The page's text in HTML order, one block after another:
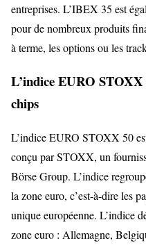
entreprises. L’IBEX 35 est
pour de nombreux produits
à terme, les options ou les
L’indice EURO STOXX
chips
L’indice EURO STOXX 50
conçu par STOXX, un
Börse Group. L’indice
la zone euro, c’est-à-dire les
unique européenne. L’indice
zone euro : Allemagne,